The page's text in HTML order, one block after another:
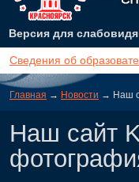
Версия для
Сведения об
Главная → Новости → Наш
Наш сайт